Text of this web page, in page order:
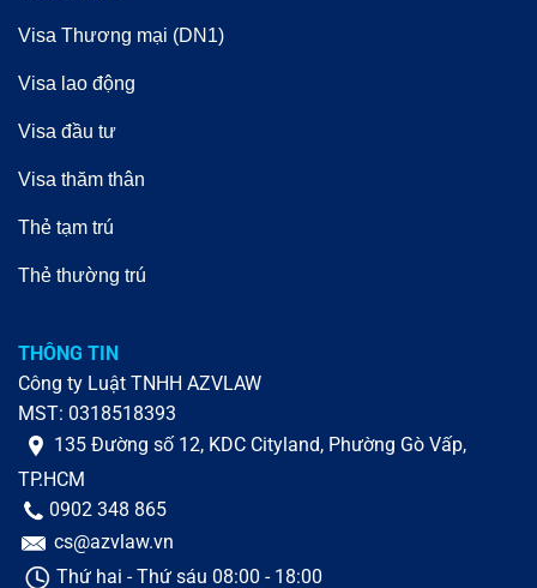
Visa Thương mại (DN1)
Visa lao động
Visa đầu tư
Visa thăm thân
Thẻ tạm trú
Thẻ thường trú
THÔNG TIN
Công ty Luật TNHH AZVLAW
MST: 0318518393
135 Đường số 12, KDC Cityland, Phường Gò Vấp,
TP.HCM
0902 348 865
cs@azvlaw.vn
Thứ hai - Thứ sáu 08:00 - 18:00